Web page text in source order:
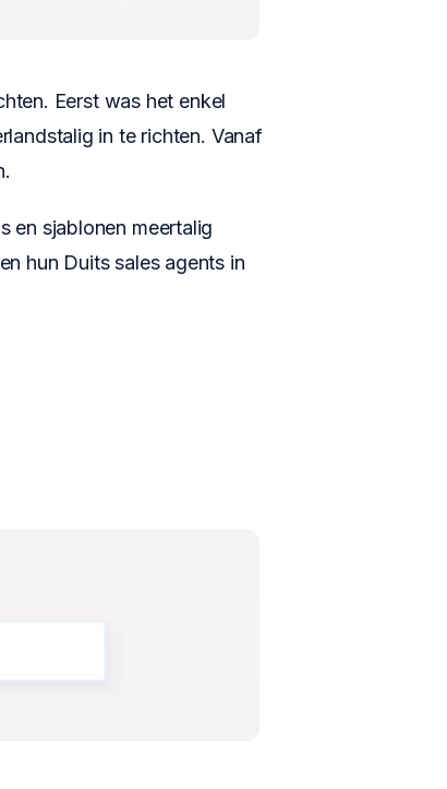
Eerst was het enkel
in te richten. Vanaf
en sjablonen meertalig
hun Duits sales agents in